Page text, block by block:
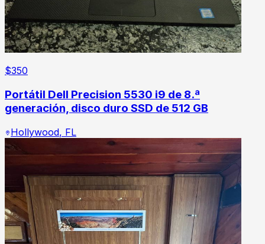
$350
Portátil Dell Precision 5530 i9 de 8.ª
generación, disco duro SSD de 512 GB
Hollywood, FL